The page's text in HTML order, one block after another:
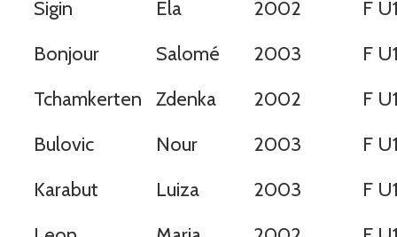
Sigin
Ela 2002
F
Bonjour
Salomé 2003
F
Tchamkerten
Zdenka 2002
F
Bulovic
Nour 2003
F
Karabut
Luiza 2003
F